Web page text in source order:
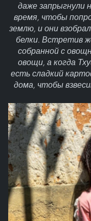
даже запрыгнули
время, чтобы
землю, и они
белки. Встретив
собранной с
овощи, а когда
есть сладкий
дома, чтобы